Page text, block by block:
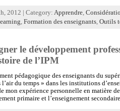
2012 | Category: Apprendre,
Formation des enseignants, Outils
le développement
de l’IPM
pédagogique des enseignants du
l’air du temps » dans les institutions
mon expérience personnelle en matière
primaire et l’enseignement